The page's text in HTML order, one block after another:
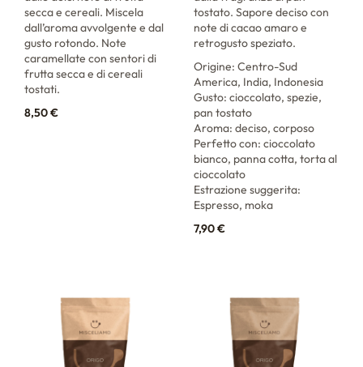
secca e cereali. Miscela
dall’aroma avvolgente e dal
gusto rotondo. Note
caramellate con sentori di
frutta secca e di cereali
tostati.
8,50€
tostato. Sapore deciso con
note di cacao amaro e
retrogusto speziato.
Origine: Centro-Sud
America, India, Indonesia
Gusto: cioccolato, spezie,
pan tostato
Aroma: deciso, corposo
Perfetto con: cioccolato
bianco, panna cotta, torta al
cioccolato
Estrazione suggerita:
Espresso, moka
7,90€